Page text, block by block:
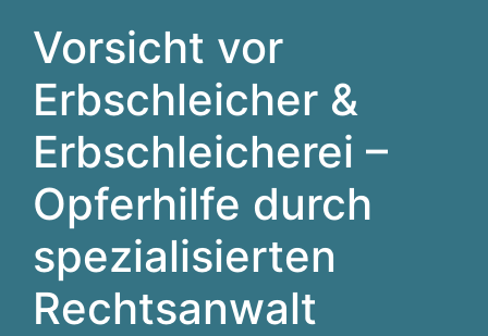
Vorsicht vor
Erbschleicher &
Erbschleicherei –
Opferhilfe durch
spezialisierten
Rechtsanwalt